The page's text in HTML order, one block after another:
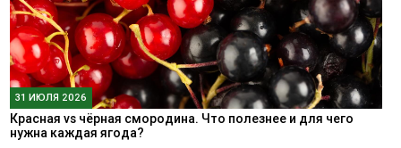
31 ИЮЛЯ 2026
Красная vs чёрная смородина. Что полезнее и для чего
нужна каждая ягода?